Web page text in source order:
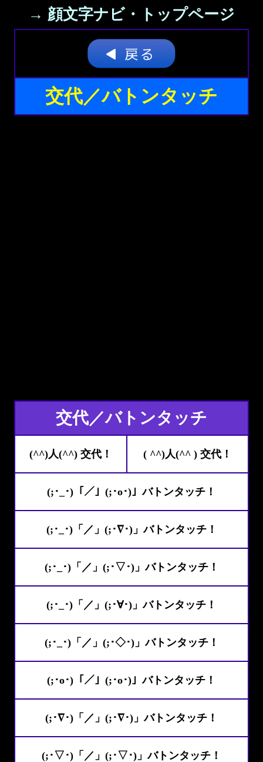
→ 顔文字ナビ・トップページ
交代／バトンタッチ
交代／バトンタッチ
(^^)人(^^) 交代！ ( ^^)人(^^ ) 交代！
(;･_･)「／」(;･o･)」バトンタッチ！
(;･_･)「／」(;･∇･)」バトンタッチ！
(;･_･)「／」(;･▽･)」バトンタッチ！
(;･_･)「／」(;･∀･)」バトンタッチ！
(;･_･)「／」(;･◇･)」バトンタッチ！
(;･o･)「／」(;･o･)」バトンタッチ！
(;･∇･)「／」(;･∇･)」バトンタッチ！
(;･▽･)「／」(;･▽･)」バトンタッチ！